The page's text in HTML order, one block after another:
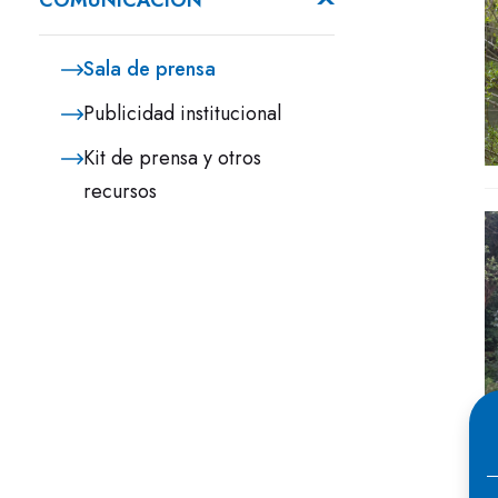
Sala de prensa
Publicidad institucional
Kit de prensa y otros
recursos